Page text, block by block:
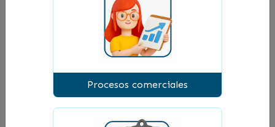
Procesos comerciales